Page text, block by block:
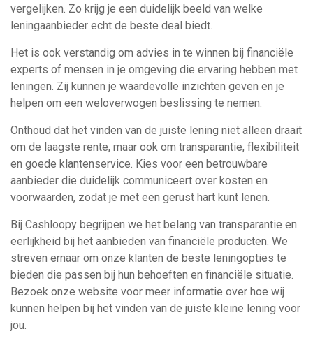
vergelijken. Zo krijg je een duidelijk beeld van welke
leningaanbieder echt de beste deal biedt.
Het is ook verstandig om advies in te winnen bij financiële
experts of mensen in je omgeving die ervaring hebben met
leningen. Zij kunnen je waardevolle inzichten geven en je
helpen om een weloverwogen beslissing te nemen.
Onthoud dat het vinden van de juiste lening niet alleen draait
om de laagste rente, maar ook om transparantie, flexibiliteit
en goede klantenservice. Kies voor een betrouwbare
aanbieder die duidelijk communiceert over kosten en
voorwaarden, zodat je met een gerust hart kunt lenen.
Bij Cashloopy begrijpen we het belang van transparantie en
eerlijkheid bij het aanbieden van financiële producten. We
streven ernaar om onze klanten de beste leningopties te
bieden die passen bij hun behoeften en financiële situatie.
Bezoek onze website voor meer informatie over hoe wij
kunnen helpen bij het vinden van de juiste kleine lening voor
jou.